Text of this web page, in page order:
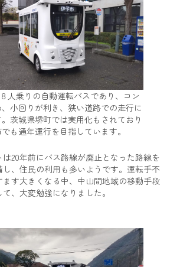
人乗りの自動運転バスであり、コン
小回りが利き、狭い道路での走行に
茨城県堺町では実用化もされており
も通年運行を目指しています。
20年前にバス路線が廃止となった路線を
し、住民の利用も多いようです。運転手不
ます大きくなる中、中山間地域の移動手段
、大変勉強になりました。